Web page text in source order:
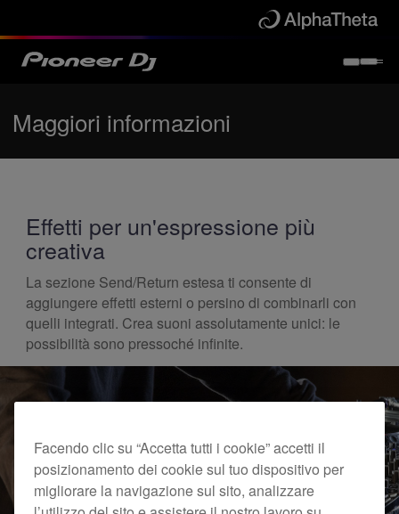
Maggiori informazioni
Effetti per un'espressione più
creativa
La sezione Send/Return estesa ti consente di
aggiungere effetti esterni o persino di combinarli con
quelli integrati. Crea suoni assolutamente unici: le
possibilità sono pressoché infinite.
Facendo clic su “Accetta tutti i cookie” accetti il
posizionamento dei cookie sul tuo dispositivo per
migliorare la navigazione sul sito, analizzare